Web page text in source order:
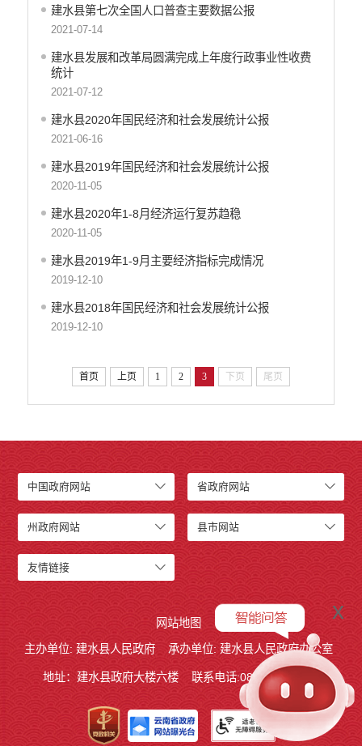
建水县第七次全国人口普查主要数据公报
2021-07-14
建水县发展和改革局圆满完成上年度行政事业性收费
统计
2021-07-12
建水县2020年国民经济和社会发展统计公报
2021-06-16
建水县2019年国民经济和社会发展统计公报
2020-11-05
建水县2020年1-8月经济运行复苏趋稳
2020-11-05
建水县2019年1-9月主要经济指标完成情况
2019-12-10
建水县2018年国民经济和社会发展统计公报
2019-12-10
首页 上页 1 2 3 下页 尾页
中国政府网站 省政府网站
州政府网站 县市网站
友情链接
网站地图
主办单位: 建水县人民政府
承办单位: 建水县人民政府办公室
地址：建水县政府大楼六楼 联系电话:0873-7613938
x